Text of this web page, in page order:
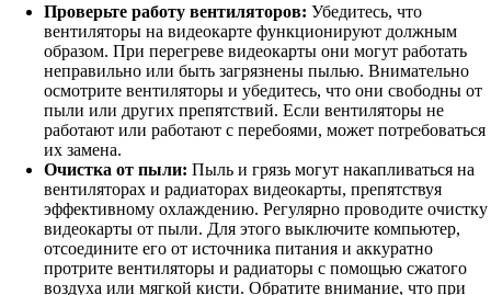
Проверьте работу вентиляторов: Убедитесь, что
вентиляторы на видеокарте функционируют должным
образом. При перегреве видеокарты они могут работать
неправильно или быть загрязнены пылью. Внимательно
осмотрите вентиляторы и убедитесь, что они свободны от
пыли или других препятствий. Если вентиляторы не
работают или работают с перебоями, может потребоваться
их замена.
Очистка от пыли: Пыль и грязь могут накапливаться на
вентиляторах и радиаторах видеокарты, препятствуя
эффективному охлаждению. Регулярно проводите очистку
видеокарты от пыли. Для этого выключите компьютер,
отсоедините его от источника питания и аккуратно
протрите вентиляторы и радиаторы с помощью сжатого
воздуха или мягкой кисти. Обратите внимание, что при